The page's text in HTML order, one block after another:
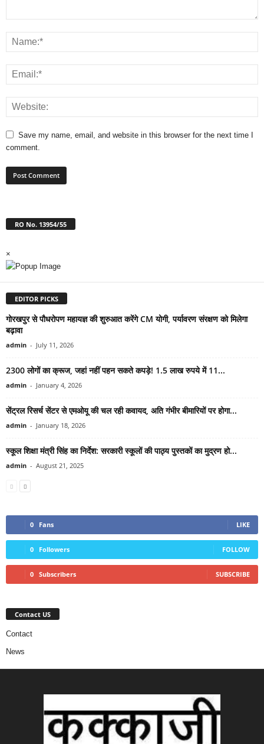
Save my name, email, and website in this browser for the next time I
comment.
RO No. 13954/55
×
EDITOR PICKS
गोरखपुर से पौधरोपण महायज्ञ की शुरुआत करेंगे CM योगी, पर्यावरण संरक्षण को मिलेगा
बढ़ावा
admin - July 11, 2026
2300 लोगों का क्रूज, जहां नहीं पहन सकते कपड़े! 1.5 लाख रुपये में 11...
admin - January 4, 2026
सेंट्रल रिसर्च सेंटर से एमओयू की चल रही कवायद, अति गंभीर बीमारियों पर होगा...
admin - January 18, 2026
स्कूल शिक्षा मंत्री सिंह का निर्देश: सरकारी स्कूलों की पाठ्य पुस्तकों का मुद्रण हो...
admin - August 21, 2025
0 Fans LIKE
0 Followers FOLLOW
0 Subscribers SUBSCRIBE
Contact US
Contact
News